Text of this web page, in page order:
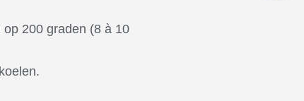
200 graden (8 à 10